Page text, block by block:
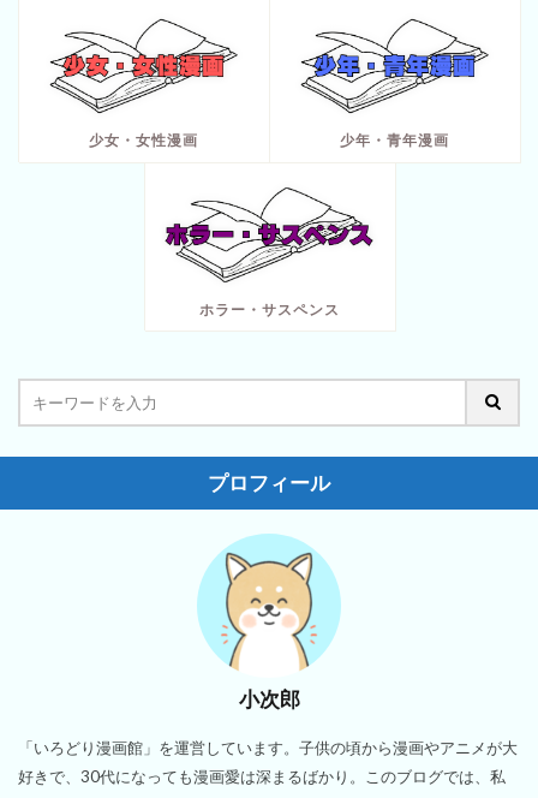
少女・女性漫画 少年・青年漫画
ホラー・サスペンス
プロフィール
小次郎
「いろどり漫画館」を運営しています。子供の頃から漫画やアニメが大
好きで、30代になっても漫画愛は深まるばかり。このブログでは、私